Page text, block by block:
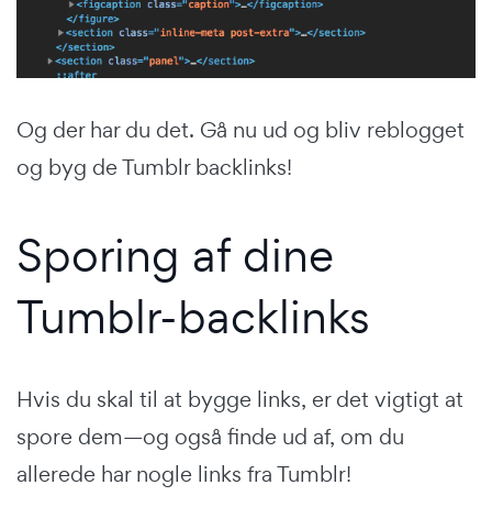
Og der har du det. Gå nu ud og bliv reblogget
og byg de Tumblr backlinks!
Sporing af dine
Tumblr-backlinks
Hvis du skal til at bygge links, er det vigtigt at
spore dem—og også finde ud af, om du
allerede har nogle links fra Tumblr!